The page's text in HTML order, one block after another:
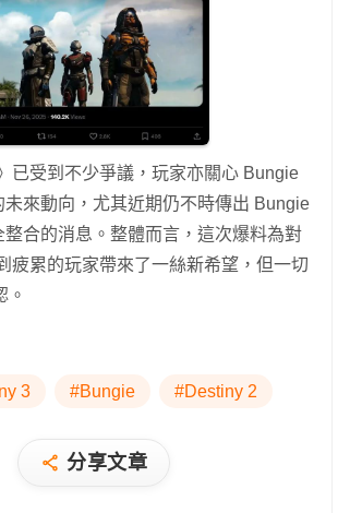
已受到不少爭議，玩家亦關心 Bungie
來動向，尤其近期仍不時傳出 Bungie
整合的消息。整體而言，這次爆料為對
疲累的玩家帶來了一絲新希望，但一切
。
3 #Bungie #Destiny 2
分享文章